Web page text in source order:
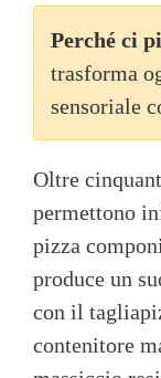
Perché ci
trasforma
sensoriale
Oltre
permettono
pizza
produce un
con il
contenitore